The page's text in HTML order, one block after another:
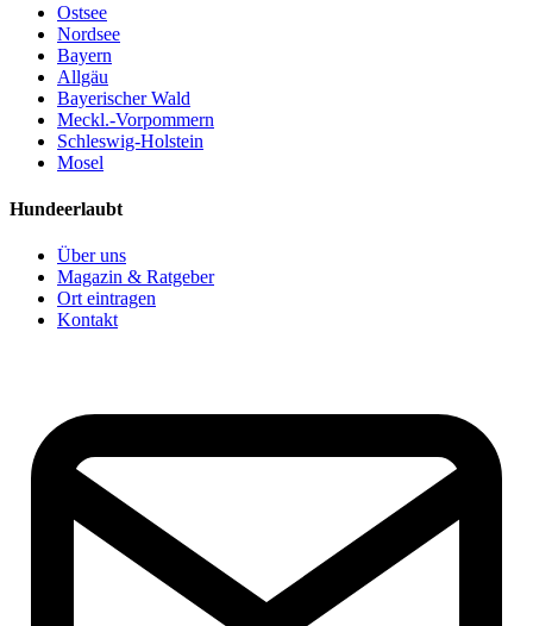
Ostsee
Nordsee
Bayern
Allgäu
Bayerischer Wald
Meckl.-Vorpommern
Schleswig-Holstein
Mosel
Hundeerlaubt
Über uns
Magazin & Ratgeber
Ort eintragen
Kontakt